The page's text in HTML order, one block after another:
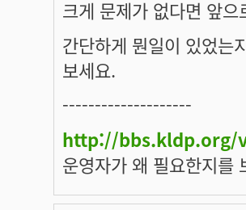
크게 문제가 없다면 앞
간단하게 뭔일이 있었는
보세요.
--------------------
http://bbs.kldp.org/
운영자가 왜 필요한지를